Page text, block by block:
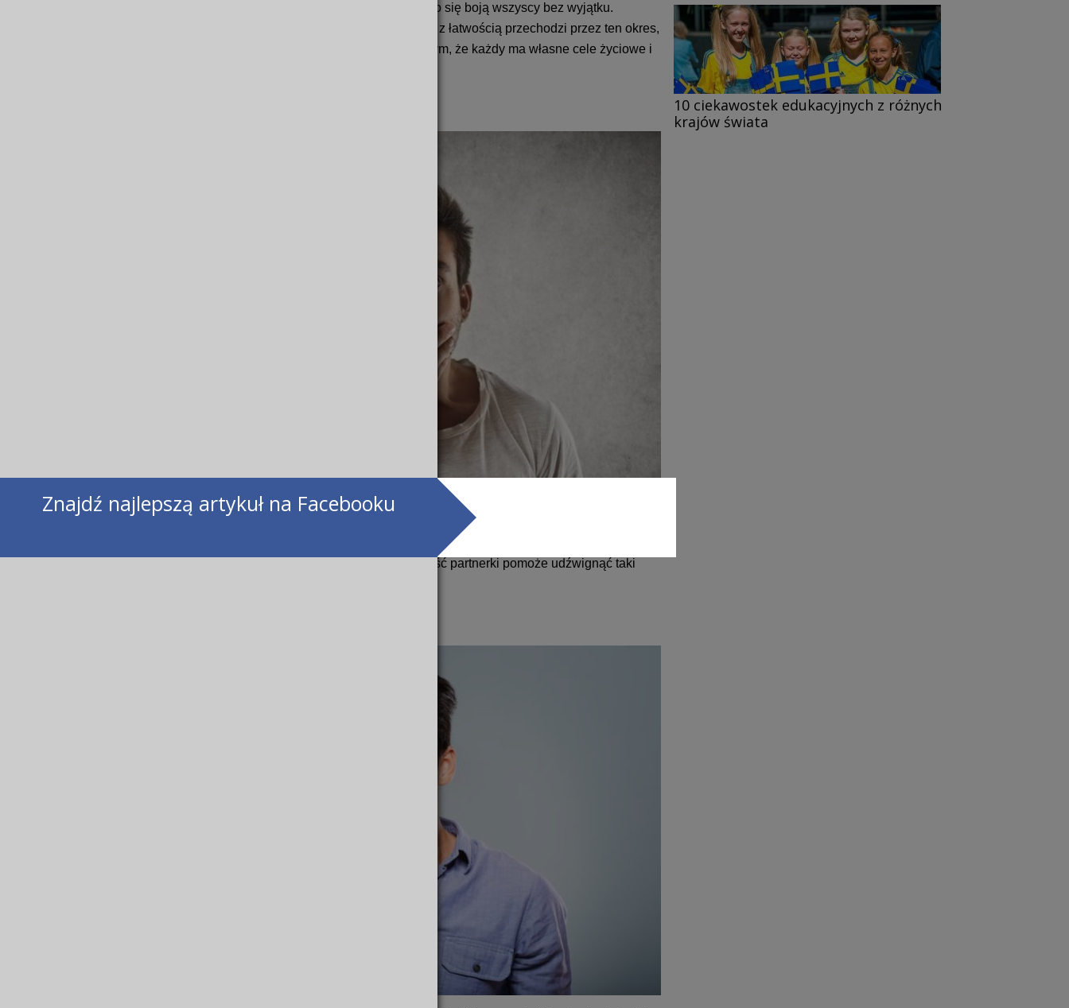
decyzjami, planami, marzeniami. Jest to okres, którego się boją wszyscy bez wyjątku.
Właśnie wtedy potrzebujemy wsparcia i pomocy. Ktoś z łatwością przechodzi przez ten okres,
są również tacy, który długo w nim tkwią. Pamiętaj o tym, że każdy ma własne cele życiowe i
Mężczyzna boi się być słaby. Od dzieciństwa mówiono nam, że facet powinien umieć
stawiać czoło trudnościom i nigdy nie okazywać słabości. Powinien służyć ramieniem swojej
partnerce i nigdy się nie poddawać. Jest to ogromna presja, więc nie każdy mężczyzna może
sobie sam z tym poradzić. Tylko wyrozumiałość i miłość partnerki pomoże udźwignąć taki
10 ciekawostek edukacyjnych z różnych
krajów świata
Znajdź najlepszą artykuł na Facebooku